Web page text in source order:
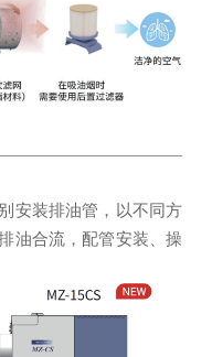
安装排油管，以不同方
油合流，配管安装、操